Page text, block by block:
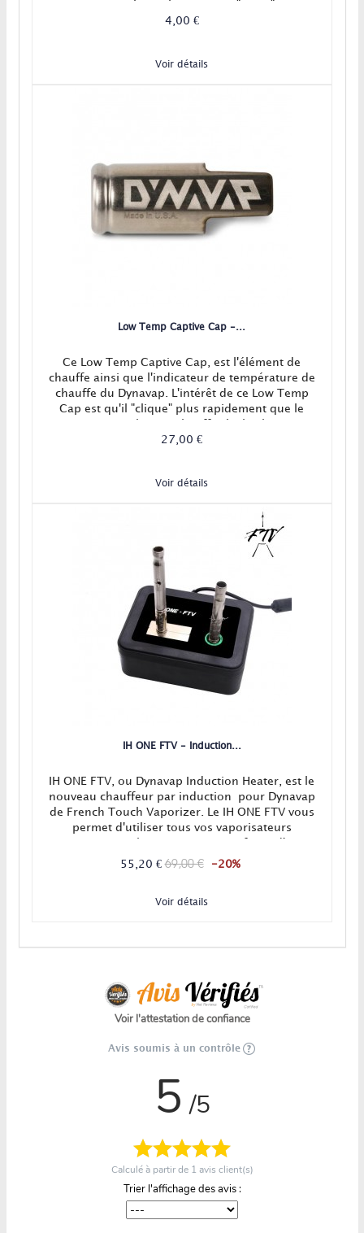
4,00 €
Voir détails
Low Temp Captive Cap -...
Ce Low Temp Captive Cap, est l'élément de
chauffe ainsi que l'indicateur de température de
chauffe du Dynavap. L'intérêt de ce Low Temp
Cap est qu'il "clique" plus rapidement que le
température ! Ainsi, la restitution des arômes
27,00 €
Voir détails
IH ONE FTV - Induction...
IH ONE FTV, ou Dynavap Induction Heater, est le
nouveau chauffeur par induction pour Dynavap
de French Touch Vaporizer. Le IH ONE FTV vous
permet d'utiliser tous vos vaporisateurs
chauffe bien plus stable. Repoussez les limites
55,20 €69,00 € -20%
Voir détails
Voir l'attestation de confiance
Avis soumis à un contrôle
5 /5
Calculé à partir de 1 avis client(s)
Trier l'affichage des avis :